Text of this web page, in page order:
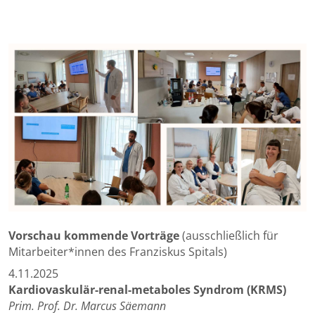
Vorschau kommende Vorträge(ausschließlich für
Mitarbeiter*innen des Franziskus Spitals)
4.11.2025
Kardiovaskulär-renal-metaboles Syndrom (KRMS)
Prim. Prof. Dr. Marcus Säemann